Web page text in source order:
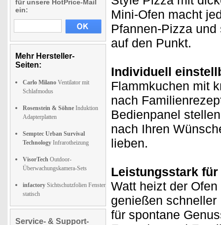
für unsere HotPrice-Mail
ein:
Mehr Hersteller-
Seiten:
Carlo Milano Ventilator mit
Schlafmodus
Rosenstein & Söhne Induktion
Adapterplatten
Semptec Urban Survival
Technology Infrarotheizung
VisorTech Outdoor-
Überwachungskamera-Sets
infactory Sichtschutzfolien Fenster
statisch
Service- & Support-
Mini-Ofen macht
Pfannen-Pizza
auf den Punkt.
Individuell
Flammkuchen mit
nach
Bedienpanel
nach Ihren
lieben.
Leistungsstark
Watt heizt der
genießen
für spontane